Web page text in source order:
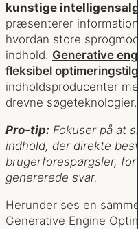
kunstige
præsenterer
hvordan store
indhold. Generative
fleksibel
indholdsproducenter
drevne søgeteknologier.
Pro-tip: Fokuser på at
indhold, der direkte
brugerforespørgsler,
genererede svar.
Herunder ses en
Generative Engine